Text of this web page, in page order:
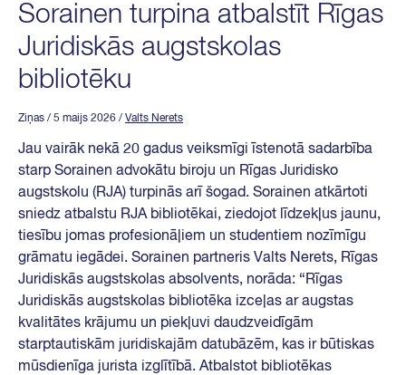
Sorainen turpina atbalstīt Rīgas
Juridiskās augstskolas
bibliotēku
Ziņas / 5 maijs 2026 / Valts Nerets
Jau vairāk nekā 20 gadus veiksmīgi īstenotā sadarbība
starp Sorainen advokātu biroju un Rīgas Juridisko
augstskolu (RJA) turpinās arī šogad. Sorainen atkārtoti
sniedz atbalstu RJA bibliotēkai, ziedojot līdzekļus jaunu,
tiesību jomas profesionāļiem un studentiem nozīmīgu
grāmatu iegādei. Sorainen partneris Valts Nerets, Rīgas
Juridiskās augstskolas absolvents, norāda: “Rīgas
Juridiskās augstskolas bibliotēka izceļas ar augstas
kvalitātes krājumu un piekļuvi daudzveidīgām
starptautiskām juridiskajām datubāzēm, kas ir būtiskas
mūsdienīga jurista izglītībā. Atbalstot bibliotēkas